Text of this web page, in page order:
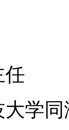
任
学